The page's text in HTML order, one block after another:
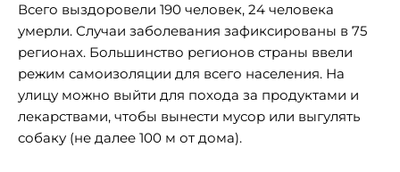
Всего выздоровели 190 человек, 24 человека
умерли. Случаи заболевания зафиксированы в 75
регионах. Большинство регионов страны ввели
режим самоизоляции для всего населения. На
улицу можно выйти для похода за продуктами и
лекарствами, чтобы вынести мусор или выгулять
собаку (не далее 100 м от дома).